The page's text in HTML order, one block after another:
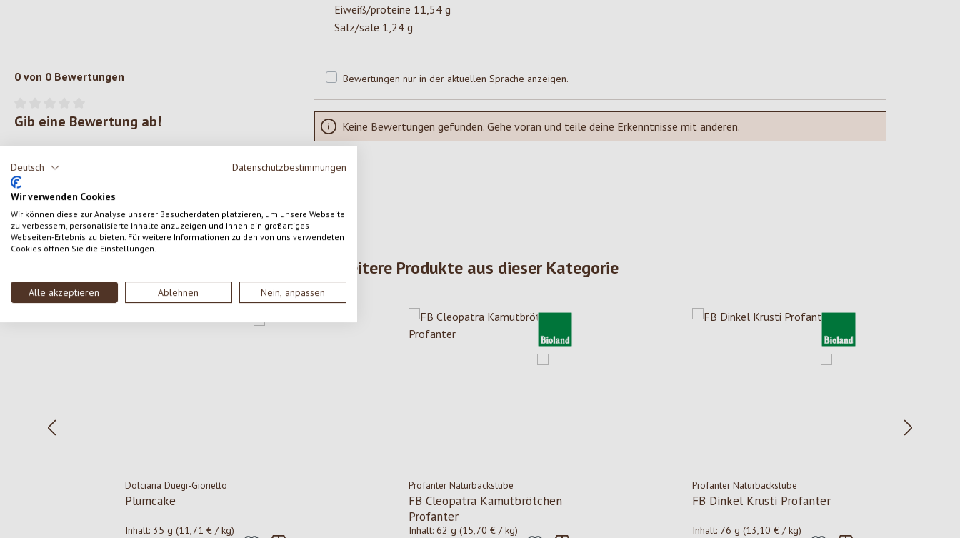
Deutsch Datenschutzbestimmungen
Wir verwenden Cookies
Wir können diese zur Analyse unserer Besucherdaten platzieren, um unsere Webseite
zu verbessern, personalisierte Inhalte anzuzeigen und Ihnen ein großartiges
Webseiten-Erlebnis zu bieten. Für weitere Informationen zu den von uns verwendeten
Cookies öffnen Sie die Einstellungen.
Alle akzeptieren Ablehnen Nein, anpassen
Eiweiß/proteine 11,54 g
Salz/sale 1,24 g
0 von 0 Bewertungen
Durchschnittliche Bewertung von 0 von 5 Sternen
Gib eine Bewertung ab!
Teile deine Erfahrungen mit dem Produkt mit anderen
Kunden.
Bewertungen nur in der aktuellen Sprache anzeigen.
Keine Bewertungen gefunden. Gehe voran und teile deine Erkenntnisse mit anderen.
Weitere Produkte aus dieser Kategorie
Produktgalerie überspringen
Dolciaria Duegi-Giorietto
Plumcake
Inhalt: 35 g(11,71 € / kg)
Profanter Naturbackstube
FB Cleopatra Kamutbrötchen
Profanter
Inhalt: 62 g (15,70 € / kg)
Profanter Naturbackstube
FB Dinkel Krusti Profanter
Inhalt: 76 g (13,10 € / kg)